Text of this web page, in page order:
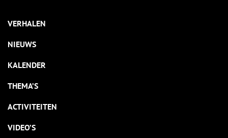
VERHALEN
NIEUWS
KALENDER
THEMA’S
ACTIVITEITEN
VIDEO’S